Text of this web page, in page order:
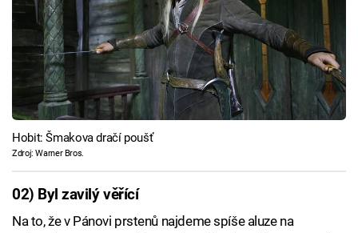
Hobit: Šmakova dračí poušť
Zdroj: Warner Bros.
02) Byl zavilý věřící
Na to, že v Pánovi prstenů najdeme spíše aluze na